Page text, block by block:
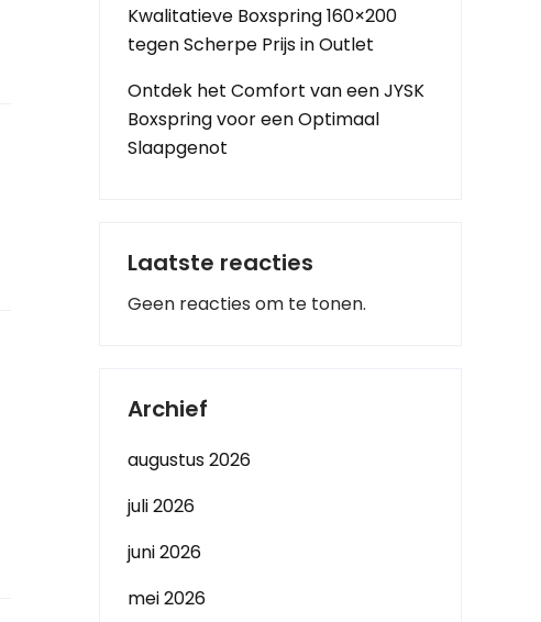
Kwalitatieve Boxspring 160×200
tegen Scherpe Prijs in Outlet
Ontdek het Comfort van een JYSK
Boxspring voor een Optimaal
Slaapgenot
Laatste reacties
Geen reacties om te tonen.
Archief
augustus 2026
juli 2026
juni 2026
mei 2026